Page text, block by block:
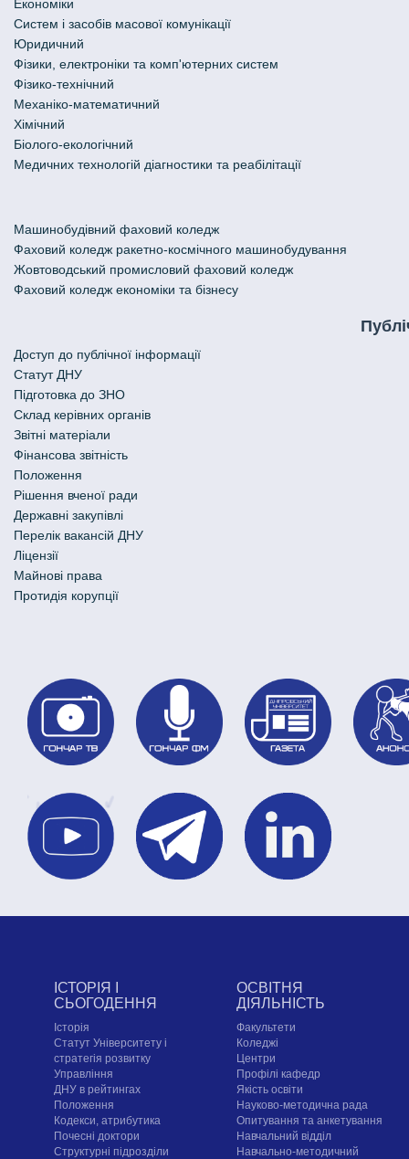
Економіки
Систем і засобів масової комунікації
Юридичний
Фізики, електроніки та комп'ютерних систем
Фізико-технічний
Механіко-математичний
Хімічний
Біолого-екологічний
Медичних технологій діагностики та реабілітації
Машинобудівний фаховий коледж
Фаховий коледж ракетно-космічного машинобудування
Жовтоводський промисловий фаховий коледж
Фаховий коледж економіки та бізнесу
Доступ до публічної інформації
Статут ДНУ
Підготовка до ЗНО
Склад керівних органів
Звітні матеріали
Фінансова звітність
Положення
Рішення вченої ради
Державні закупівлі
Перелік вакансій ДНУ
Ліцензії
Майнові права
Протидія корупції
ІСТОРІЯ І
СЬОГОДЕННЯ
Історія
Статут Університету і
стратегія розвитку
Управління
ДНУ в рейтингах
Положення
Кодекси, атрибутика
Почесні доктори
Структурні підрозділи
ОСВІТНЯ
ДІЯЛЬНІСТЬ
Факультети
Коледжі
Центри
Профілі кафедр
Якість освіти
Науково-методична рада
Опитування та анкетування
Навчальний відділ
Навчально-методичний